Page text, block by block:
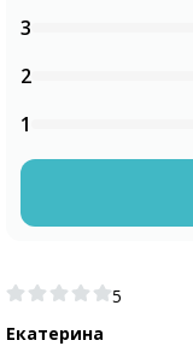
5
Екатерина
3
2
1